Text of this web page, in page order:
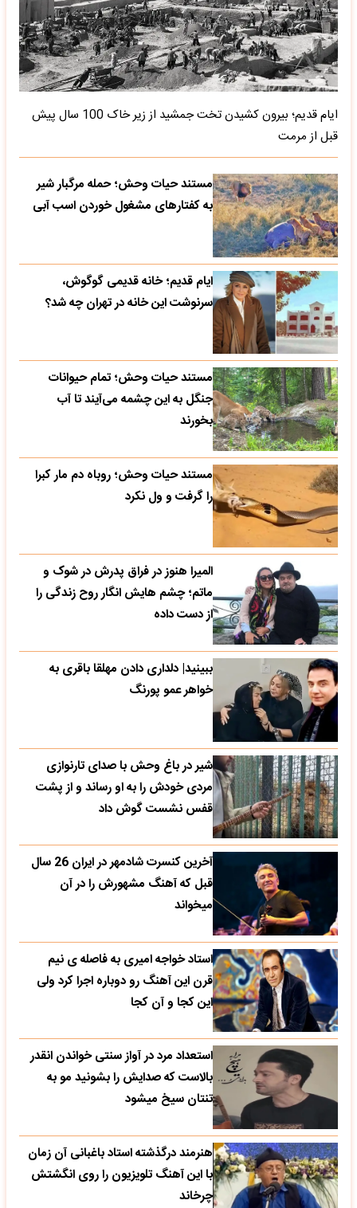
ایام قدیم؛ بیرون کشیدن تخت جمشید از زیر خاک 100 سال پیش
قبل از مرمت
مستند حیات وحش؛ حمله مرگبار شیر
به کفتارهای مشغول خوردن اسب آبی
ایام قدیم؛ خانه قدیمی گوگوش،
سرنوشت این خانه در تهران چه شد؟
مستند حیات وحش؛ تمام حیوانات
جنگل به این چشمه می‌آیند تا آب
بخورند
مستند حیات وحش؛ روباه دم مار کبرا
را گرفت و ول نکرد
المیرا هنوز در فراق پدرش در شوک و
ماتم؛ چشم هایش انگار روح زندگی را
از دست داده
ببینید| دلداری دادن مهلقا باقری به
خواهر عمو پورنگ
شیر در باغ وحش با صدای تارنوازی
مردی خودش را به او رساند و از پشت
قفس نشست گوش داد
آخرین کنسرت شادمهر در ایران 26 سال
قبل که آهنگ مشهورش را در آن
میخواند
استاد خواجه امیری به فاصله ی نیم
قرن این آهنگ رو دوباره اجرا کرد ولی
این کجا و آن کجا
استعداد مرد در آواز سنتی خواندن انقدر
بالاست که صدایش را بشونید مو به
تنتان سیخ میشود
هنرمند درگذشته استاد باغبانی آن زمان
با این آهنگ تلویزیون را روی انگشتش
چرخاند